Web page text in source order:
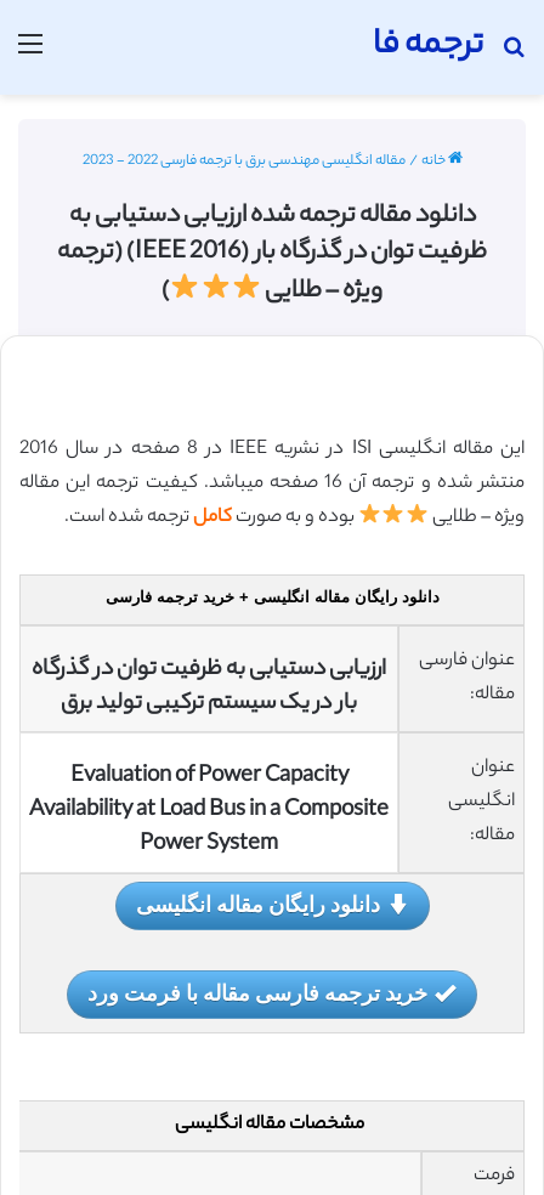
ترجمه فا
جستجو برای
خانه/مقاله انگلیسی مهندسی برق با ترجمه فارسی 2022 - 2023
دانلود مقاله ترجمه شده ارزیابی دستیابی به
ظرفیت توان در گذرگاه بار (IEEE 2016) (ترجمه
ویژه – طلایی
)
این مقاله انگلیسی ISI در نشریه IEEE در 8 صفحه در سال 2016
منتشر شده و ترجمه آن 16 صفحه میباشد. کیفیت ترجمه این مقاله
ویژه – طلایی
بوده و به صورتکاملترجمه شده است.
دانلود رایگان مقاله انگلیسی + خرید ترجمه فارسی
عنوان فارسی
مقاله:
ارزیابی دستیابی به ظرفیت توان در گذرگاه
بار در یک سیستم ترکیبی تولید برق
عنوان
انگلیسی
مقاله:
Evaluation of Power Capacity
Availability at Load Bus in a Composite
Power System
دانلود رایگان مقاله انگلیسی
خرید ترجمه فارسی مقاله با فرمت ورد
مشخصات مقاله انگلیسی
فرمت